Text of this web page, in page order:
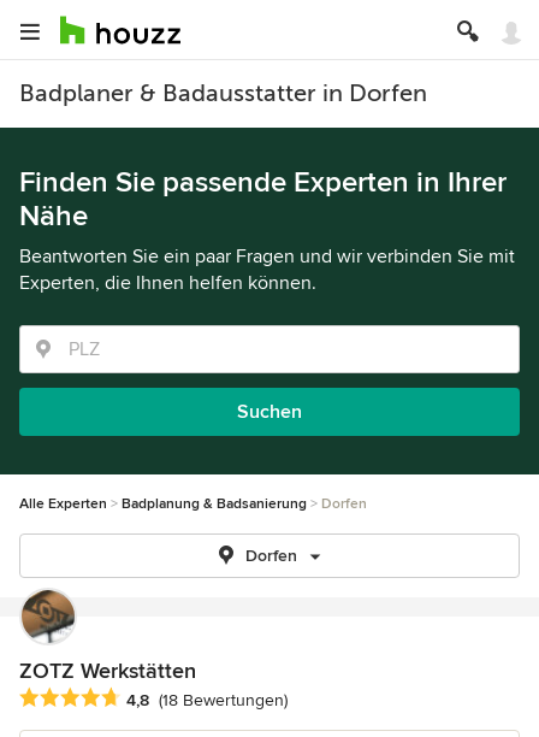
Badplaner & Badausstatter in Dorfen
Finden Sie passende Experten in Ihrer
Nähe
Beantworten Sie ein paar Fragen und wir verbinden Sie mit
Experten, die Ihnen helfen können.
Suchen
Alle Experten Badplanung & Badsanierung Dorfen
Dorfen
ZOTZ Werkstätten
Durchschnittliche Bewertung: 4.8 von 5 Sternen
4,8 (18 Bewertungen)